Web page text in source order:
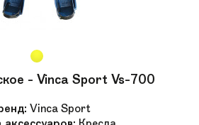
- Vinca Sport Vs-700
Vinca Sport